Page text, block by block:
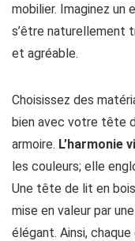
mobilier. Imaginez un
s’être naturellement
et agréable.
Choisissez des
bien avec votre tête
armoire. L’harmonie
les couleurs; elle
Une tête de lit en
mise en valeur par
élégant. Ainsi,